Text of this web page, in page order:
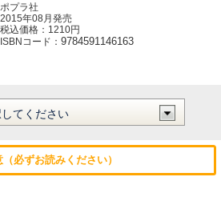
ポプラ社
2015年08月発売
税込価格：1210円
ISBNコード：9784591146163
必ずお読みください）